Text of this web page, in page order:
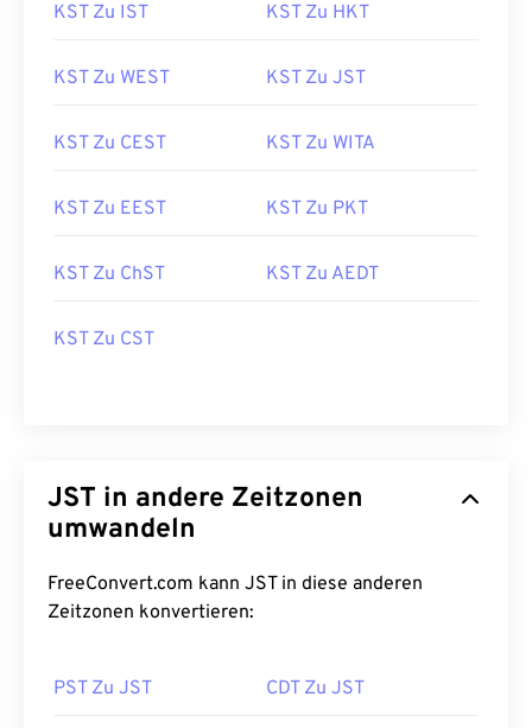
KST Zu IST KST Zu HKT
KST Zu WEST KST Zu JST
KST Zu CEST KST Zu WITA
KST Zu EEST KST Zu PKT
KST Zu ChST KST Zu AEDT
KST Zu CST
JST in andere Zeitzonen
umwandeln
FreeConvert.com kann JST in diese anderen
Zeitzonen konvertieren:
PST Zu JST CDT Zu JST